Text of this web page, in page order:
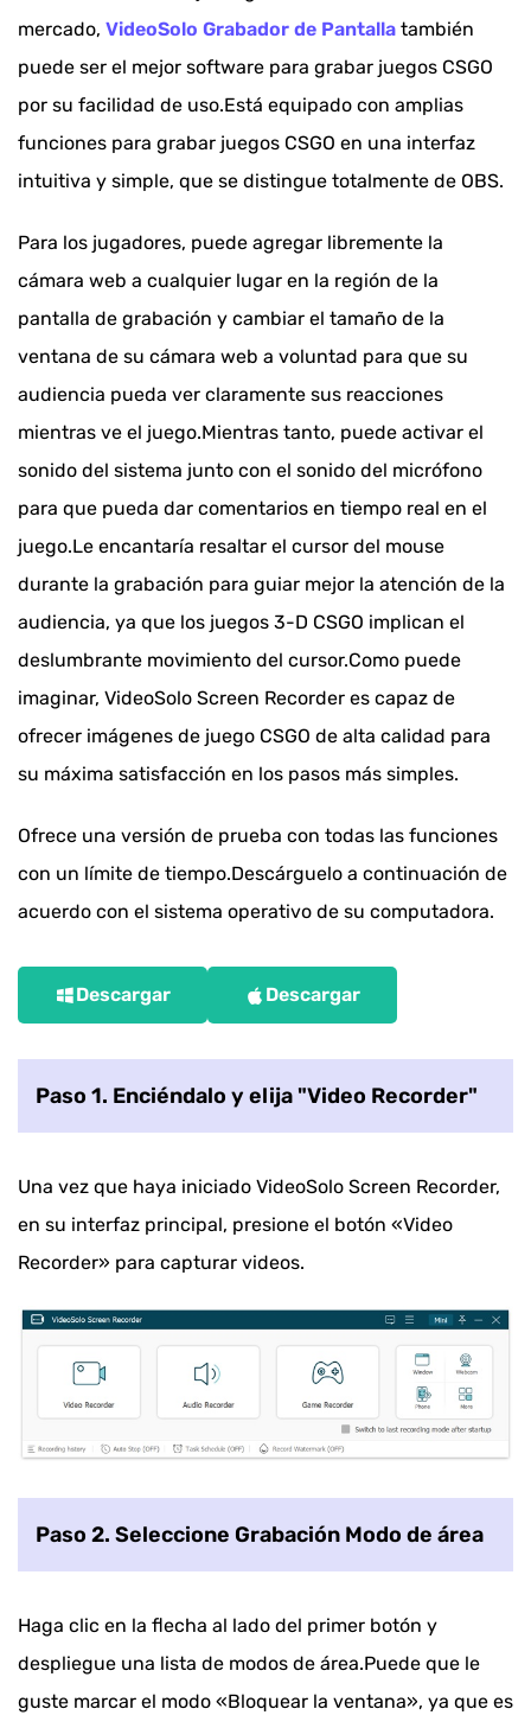
mercado, VideoSolo Grabador de Pantalla también
puede ser el mejor software para grabar juegos CSGO
por su facilidad de uso.Está equipado con amplias
funciones para grabar juegos CSGO en una interfaz
intuitiva y simple, que se distingue totalmente de OBS.
Para los jugadores, puede agregar libremente la
cámara web a cualquier lugar en la región de la
pantalla de grabación y cambiar el tamaño de la
ventana de su cámara web a voluntad para que su
audiencia pueda ver claramente sus reacciones
mientras ve el juego.Mientras tanto, puede activar el
sonido del sistema junto con el sonido del micrófono
para que pueda dar comentarios en tiempo real en el
juego.Le encantaría resaltar el cursor del mouse
durante la grabación para guiar mejor la atención de la
audiencia, ya que los juegos 3-D CSGO implican el
deslumbrante movimiento del cursor.Como puede
imaginar, VideoSolo Screen Recorder es capaz de
ofrecer imágenes de juego CSGO de alta calidad para
su máxima satisfacción en los pasos más simples.
Ofrece una versión de prueba con todas las funciones
con un límite de tiempo.Descárguelo a continuación de
acuerdo con el sistema operativo de su computadora.
Descargar Descargar
Paso 1. Enciéndalo y elija "Video Recorder"
Una vez que haya iniciado VideoSolo Screen Recorder,
en su interfaz principal, presione el botón «Video
Recorder» para capturar videos.
Paso 2. Seleccione Grabación Modo de área
Haga clic en la flecha al lado del primer botón y
despliegue una lista de modos de área.Puede que le
guste marcar el modo «Bloquear la ventana», ya que es